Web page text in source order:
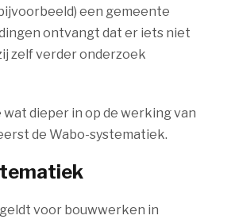
een gemeente
ontvangt dat er iets niet
zelf verder onderzoek
wat dieper in op de werking van
de Wabo-systematiek.
voor bouwwerken in